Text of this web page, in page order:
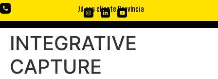
Já sou cliente Província
INTEGRATIVE
CAPTURE